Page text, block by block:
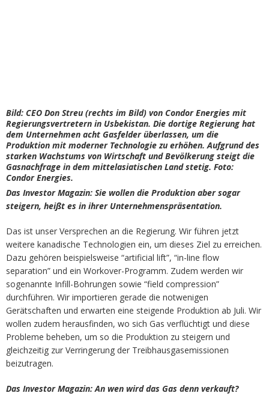
Bild: CEO Don Streu (rechts im Bild) von Condor Energies mit
Regierungsvertretern in Usbekistan. Die dortige Regierung hat
dem Unternehmen acht Gasfelder überlassen, um die
Produktion mit moderner Technologie zu erhöhen. Aufgrund des
starken Wachstums von Wirtschaft und Bevölkerung steigt die
Gasnachfrage in dem mittelasiatischen Land stetig. Foto:
Condor Energies.
Das Investor Magazin: Sie wollen die Produktion aber sogar
steigern, heißt es in ihrer Unternehmenspräsentation.
Das ist unser Versprechen an die Regierung. Wir führen jetzt
weitere kanadische Technologien ein, um dieses Ziel zu erreichen.
Dazu gehören beispielsweise “artificial lift”, “in-line flow
separation” und ein Workover-Programm. Zudem werden wir
sogenannte Infill-Bohrungen sowie “field compression”
durchführen. Wir importieren gerade die notwenigen
Gerätschaften und erwarten eine steigende Produktion ab Juli. Wir
wollen zudem herausfinden, wo sich Gas verflüchtigt und diese
Probleme beheben, um so die Produktion zu steigern und
gleichzeitig zur Verringerung der Treibhausgasemissionen
beizutragen.
Das Investor Magazin: An wen wird das Gas denn verkauft?